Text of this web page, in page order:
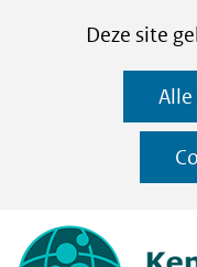
CookiesDeze site
op